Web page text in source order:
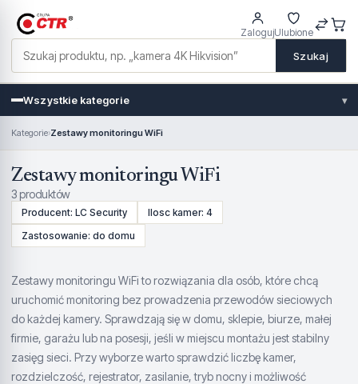
Szukaj
ZalogujUlubione
Wszystkie kategorie ▾
Kategorie›Zestawy monitoringu WiFi
Zestawy monitoringu WiFi
3 produktów
Producent: LC Security
Ilosc kamer: 4
Zastosowanie: do domu
Zestawy monitoringu WiFi to rozwiązania dla osób, które chcą
uruchomić monitoring bez prowadzenia przewodów sieciowych
do każdej kamery. Sprawdzają się w domu, sklepie, biurze, małej
firmie, garażu lub na posesji, jeśli w miejscu montażu jest stabilny
zasięg sieci. Przy wyborze warto sprawdzić liczbę kamer,
rozdzielczość, rejestrator, zasilanie, tryb nocny i możliwość